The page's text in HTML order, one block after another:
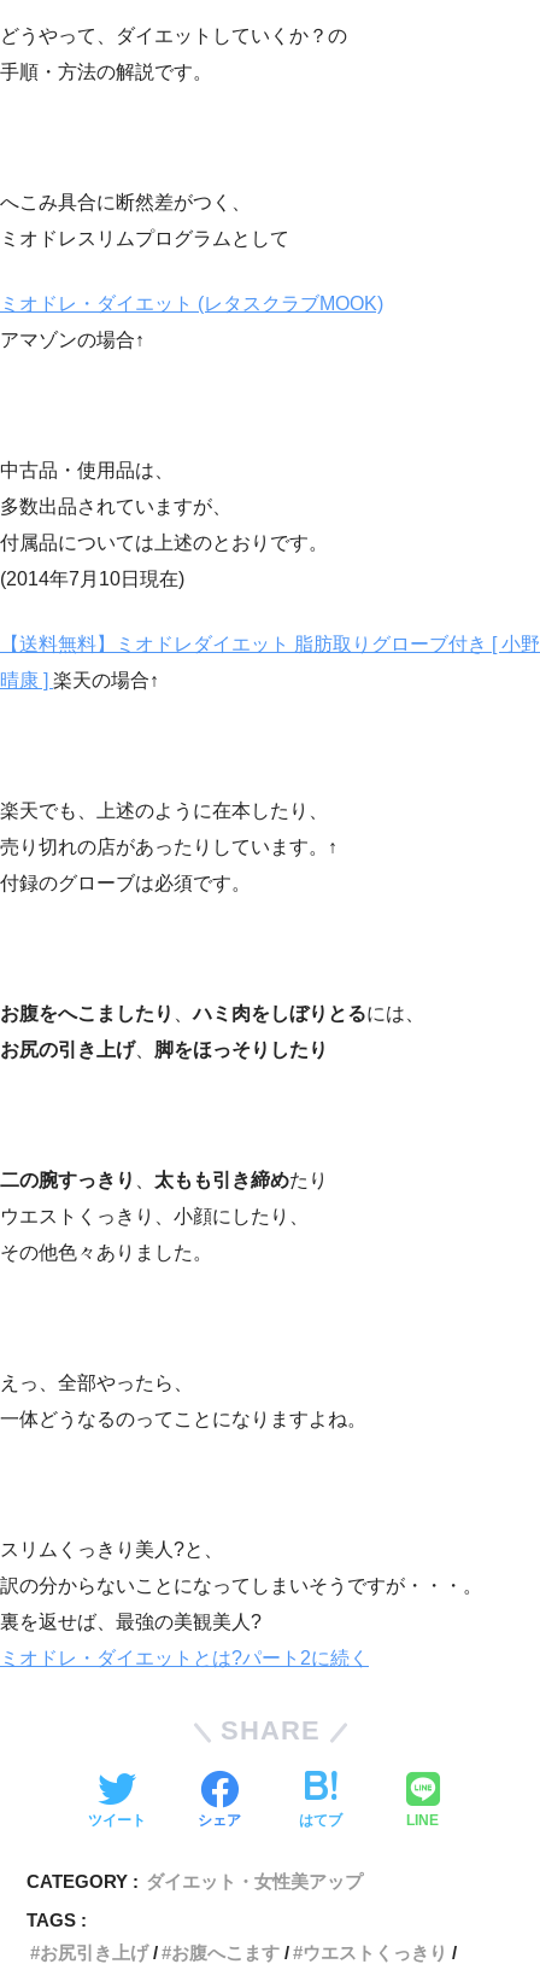
どうやって、ダイエットしていくか？の
手順・方法の解説です。
へこみ具合に断然差がつく、
ミオドレスリムプログラムとして
ミオドレ・ダイエット (レタスクラブMOOK)
アマゾンの場合↑
中古品・使用品は、
多数出品されていますが、
付属品については上述のとおりです。
(2014年7月10日現在)
【送料無料】ミオドレダイエット 脂肪取りグローブ付き [ 小野
晴康 ] 楽天の場合↑
楽天でも、上述のように在本したり、
売り切れの店があったりしています。↑
付録のグローブは必須です。
お腹をへこましたり 、ハミ肉をしぼりとるには、
お尻の引き上げ、 脚をほっそりしたり
二の腕すっきり 太もも引き締めたり
ウエストくっきり、小顔にしたり、
その他色々ありました。
えっ、全部やったら、
一体どうなるのってことになりますよね。
スリムくっきり美人?と、
訳の分からないことになってしまいそうですが・・・。
裏を返せば、最強の美観美人?
ミオドレ・ダイエットとは?パート2に続く
SHARE
ツイート シェア はてブ LINE
CATEGORY : ダイエット・女性美アップ
TAGS :
お尻引き上げ
お腹へこます
ウエストくっきり